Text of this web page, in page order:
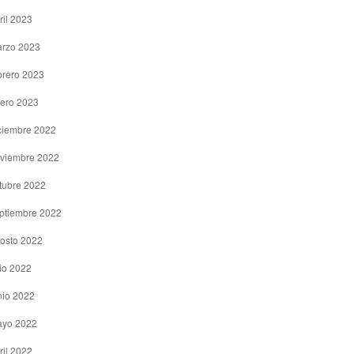
2023
2023
2023
2023
2022
2022
2022
2022
2022
2022
2022
2022
2022